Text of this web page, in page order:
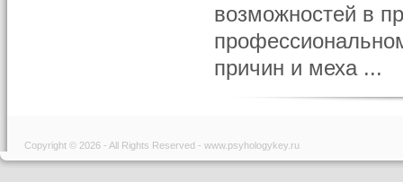
возможностей в
причин и меха ...
Copyright © 2026 - All Rights Reserved - www.psyhologykey.ru